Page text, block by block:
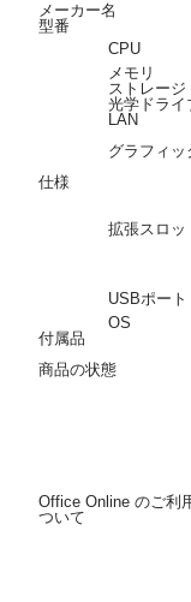
メーカー名
型番
仕様
CPU
メモリ
ストレージ
光学ドライ
LAN
グラフィッ
拡張スロッ
USBポート
OS
付属品
商品の状態
Office Online のご利
ついて